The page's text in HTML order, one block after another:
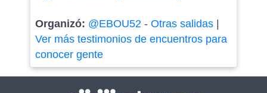
Organizó: @EBOU52 - Otras salidas|
Ver más testimonios de encuentros para
conocer gente